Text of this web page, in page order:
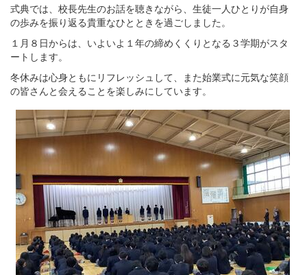
式典では、校長先生のお話を聴きながら、生徒一人ひとりが自身
の歩みを振り返る貴重なひとときを過ごしました。
１月８日からは、いよいよ１年の締めくくりとなる３学期がスタ
ートします。
冬休みは心身ともにリフレッシュして、また始業式に元気な笑顔
の皆さんと会えることを楽しみにしています。